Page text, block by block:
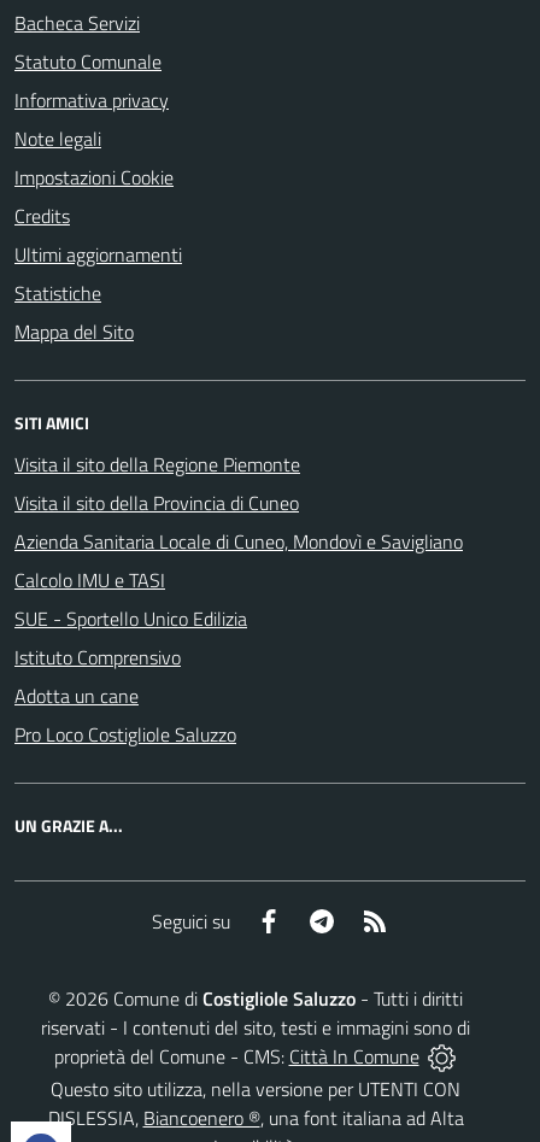
Bacheca Servizi
Statuto Comunale
Informativa privacy
Note legali
Impostazioni Cookie
Credits
Ultimi aggiornamenti
Statistiche
Mappa del Sito
SITI AMICI
Visita il sito della Regione Piemonte
Visita il sito della Provincia di Cuneo
Azienda Sanitaria Locale di Cuneo, Mondovì e Savigliano
Calcolo IMU e TASI
SUE - Sportello Unico Edilizia
Istituto Comprensivo
Adotta un cane
Pro Loco Costigliole Saluzzo
UN GRAZIE A...
Seguici su Facebook Telegram
© 2026 Comune diCostigliole Saluzzo - Tutti i diritti
riservati - I contenuti del sito, testi e immagini sono di
proprietà del Comune - CMS: Città In Comune
Questo sito utilizza, nella versione per UTENTI CON
DISLESSIA, Biancoenero ®, una font italiana ad Alta